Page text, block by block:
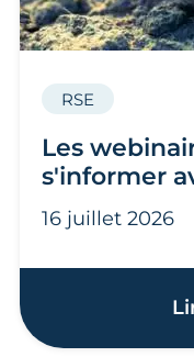
Les
s'informer
RSE
16 juillet 2026